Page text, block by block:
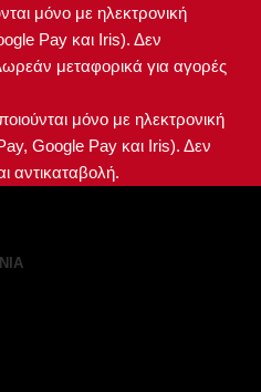
μόνο με ηλεκτρονική
Pay και Iris). Δεν
μεταφορικά για αγορές
μόνο με ηλεκτρονική
Google Pay και Iris). Δεν
αντικαταβολή.